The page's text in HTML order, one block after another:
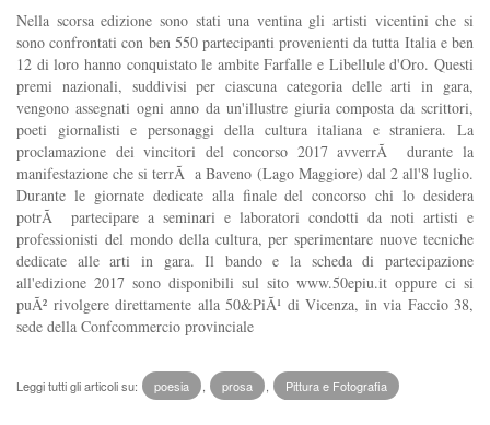
Nella scorsa edizione sono stati una ventina gli artisti vicentini che si
sono confrontati con ben 550 partecipanti provenienti da tutta Italia e ben
12 di loro hanno conquistato le ambite Farfalle e Libellule d'Oro. Questi
premi nazionali, suddivisi per ciascuna categoria delle arti in gara,
vengono assegnati ogni anno da un'illustre giuria composta da scrittori,
poeti giornalisti e personaggi della cultura italiana e straniera. La
proclamazione dei vincitori del concorso 2017 avverrÃ durante la
manifestazione che si terrÃ a Baveno (Lago Maggiore) dal 2 all'8 luglio.
Durante le giornate dedicate alla finale del concorso chi lo desidera
potrÃ partecipare a seminari e laboratori condotti da noti artisti e
professionisti del mondo della cultura, per sperimentare nuove tecniche
dedicate alle arti in gara. Il bando e la scheda di partecipazione
all'edizione 2017 sono disponibili sul sito www.50epiu.it oppure ci si
puÃ² rivolgere direttamente alla 50&PiÃ¹ di Vicenza, in via Faccio 38,
sede della Confcommercio provinciale
Leggi tutti gli articoli su: poesia prosa Pittura e Fotografia